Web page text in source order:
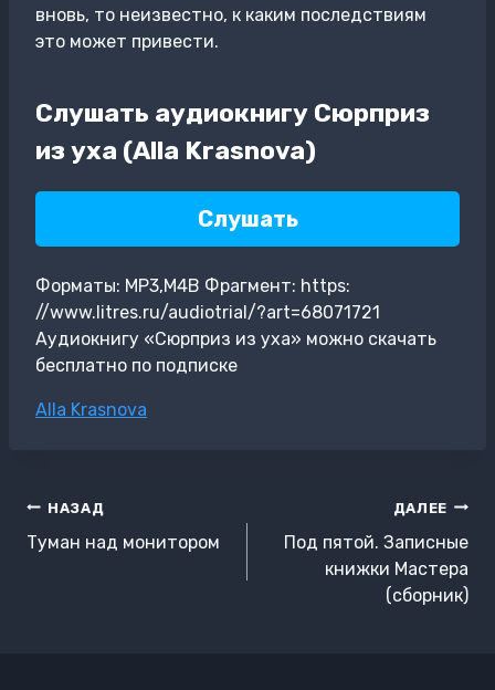
вновь, то неизвестно, к каким последствиям
это может привести.
Слушать аудиокнигу Сюрприз
из уха (Alla Krasnova)
Слушать
Форматы: MP3,M4B Фрагмент: https:
//www.litres.ru/audiotrial/?art=68071721
Аудиокнигу «Сюрприз из уха» можно скачать
бесплатно по подписке
Метки
Alla Krasnova
Навигация
по
НАЗАД
Туман над монитором
ДАЛЕЕ
Под пятой. Записные
книжки Мастера
(сборник)